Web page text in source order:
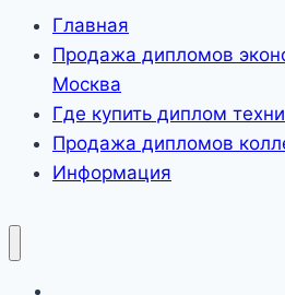
Главная
Продажа дипломов
Москва
Где купить диплом
Продажа дипломов
Информация